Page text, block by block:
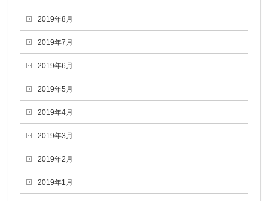
2019年8月
2019年7月
2019年6月
2019年5月
2019年4月
2019年3月
2019年2月
2019年1月